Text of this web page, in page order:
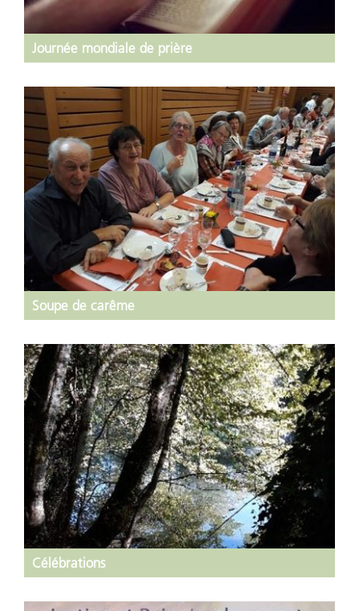
Journée mondiale de prière
Soupe de carême
Célébrations